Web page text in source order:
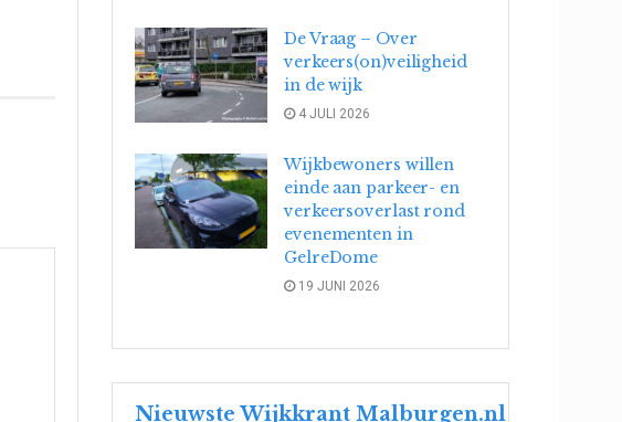
De Vraag – Over
verkeers(on)veiligheid
in de wijk
4 JULI 2026
Wijkbewoners willen
einde aan parkeer- en
verkeersoverlast rond
evenementen in
GelreDome
19 JUNI 2026
Nieuwste Wijkkrant Malburgen.nl